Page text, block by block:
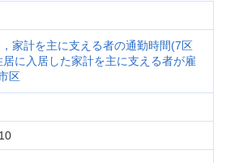
家計を主に支える者の通勤時間(7区
に入居した家計を主に支える者が雇
区